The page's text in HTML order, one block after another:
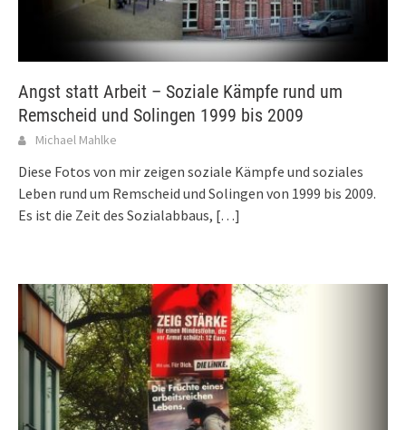
Angst statt Arbeit – Soziale Kämpfe rund um
Remscheid und Solingen 1999 bis 2009
Michael Mahlke
Diese Fotos von mir zeigen soziale Kämpfe und soziales
Leben rund um Remscheid und Solingen von 1999 bis 2009.
Es ist die Zeit des Sozialabbaus, […]